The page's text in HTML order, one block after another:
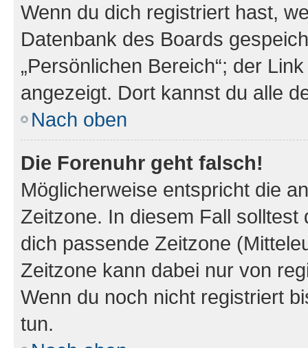
Wenn du dich registriert hast,
Datenbank des Boards
„Persönlichen Bereich“; der
angezeigt. Dort kannst du alle
Nach oben
Die Forenuhr geht falsch!
Möglicherweise entspricht die
Zeitzone. In diesem Fall solltest
dich passende Zeitzone
Zeitzone kann dabei nur von
Wenn du noch nicht registriert
tun.